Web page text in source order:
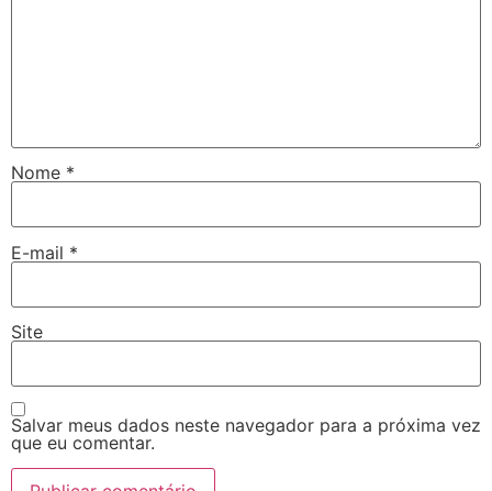
Nome *
E-mail *
Site
Salvar meus dados neste navegador para a próxima vez
que eu comentar.